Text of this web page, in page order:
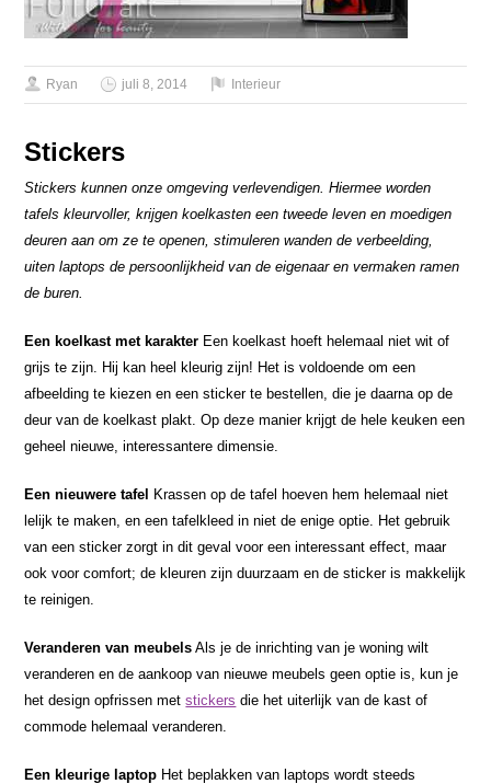
Ryan juli 8, 2014 Interieur
Stickers
Stickers kunnen onze omgeving verlevendigen. Hiermee worden
tafels kleurvoller, krijgen koelkasten een tweede leven en moedigen
deuren aan om ze te openen, stimuleren wanden de verbeelding,
uiten laptops de persoonlijkheid van de eigenaar en vermaken ramen
de buren.
Een koelkast met karakter Een koelkast hoeft helemaal niet wit of
grijs te zijn. Hij kan heel kleurig zijn! Het is voldoende om een
afbeelding te kiezen en een sticker te bestellen, die je daarna op de
deur van de koelkast plakt. Op deze manier krijgt de hele keuken een
geheel nieuwe, interessantere dimensie.
Een nieuwere tafel
Krassen op de tafel hoeven hem helemaal niet
lelijk te maken, en een tafelkleed in niet de enige optie. Het gebruik
van een sticker zorgt in dit geval voor een interessant effect, maar
ook voor comfort; de kleuren zijn duurzaam en de sticker is makkelijk
te reinigen.
Veranderen van meubels Als je de inrichting van je woning wilt
veranderen en de aankoop van nieuwe meubels geen optie is, kun je
het design opfrissen metstickers die het uiterlijk van de kast of
commode helemaal veranderen.
Een kleurige laptop Het beplakken van laptops wordt steeds